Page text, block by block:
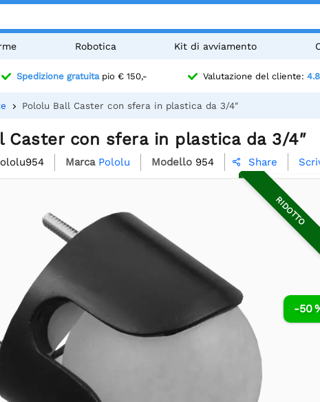
Robotica Kit di avviamento
Spedizione gratuitapio € 150,- Valutazione del cliente: 4.8
Pololu Ball Caster con sfera in plastica da 3/4″
Caster con sfera in plastica da 3/4″
Marca Pololu Modello 954  Share
-50
RIDOTTO